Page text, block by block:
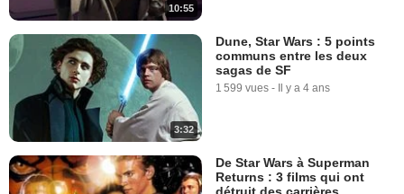
10:55
3:32
Dune, Star Wars : 5 points
communs entre les deux
sagas de SF
1 599 vues - Il y a 4 ans
De Star Wars à Superman
Returns : 3 films qui ont